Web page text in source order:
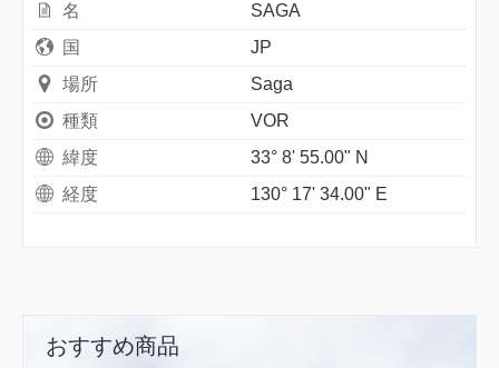
名
SAGA
国
JP
場所
Saga
種類
VOR
緯度
33° 8' 55.00" N
経度
130° 17' 34.00" E
おすすめ商品